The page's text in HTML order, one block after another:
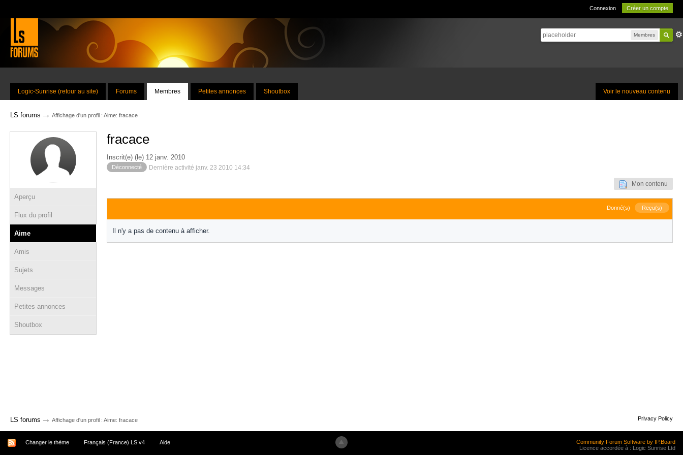
Connexion Créer un compte
Membres
Voir le nouveau contenu
Logic-Sunrise (retour au site) Forums Membres Petites annonces Shoutbox
LS forums → Affichage d'un profil : Aime: fracace
Aperçu
Flux du profil
Aime
Amis
Sujets
Messages
Petites annonces
Shoutbox
fracace
Inscrit(e) (le) 12 janv. 2010
Déconnecté Dernière activité janv. 23 2010 14:34
Mon contenu
Donné(s) Reçu(s)
Il n'y a pas de contenu à afficher.
LS forums → Affichage d'un profil : Aime: fracace Privacy Policy
Changer le thème Français (France) LS v4 Aide
Community Forum Software by IP.Board
Licence accordée à : Logic Sunrise Ltd